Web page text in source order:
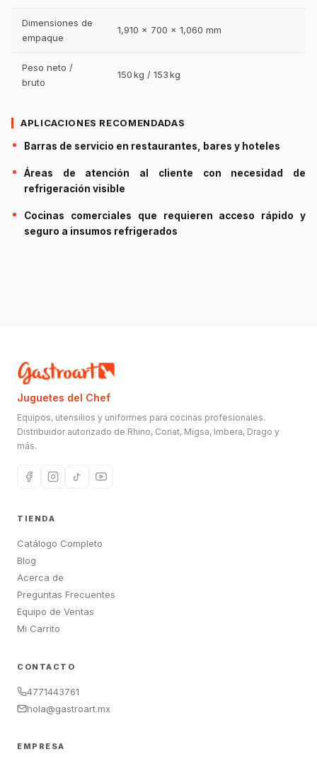
Dimensiones de
empaque
1,910 × 700 × 1,060 mm
Peso neto /
bruto
150 kg / 153 kg
APLICACIONES RECOMENDADAS
Barras de servicio en restaurantes, bares y hoteles
Áreas de atención al cliente con necesidad de
refrigeración visible
Cocinas comerciales que requieren acceso rápido y
seguro a insumos refrigerados
Juguetes del Chef
Equipos, utensilios y uniformes para cocinas profesionales.
Distribuidor autorizado de Rhino, Coriat, Migsa, Imbera, Drago y
más.
TIENDA
Catálogo Completo
Blog
Acerca de
Preguntas Frecuentes
Equipo de Ventas
Mi Carrito
CONTACTO
4771443761
hola@gastroart.mx
EMPRESA